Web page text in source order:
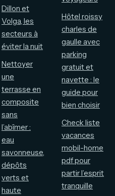
Dillon et
Volga, les
secteurs à
éviter la nuit
Nettoyer
une
terrasse en
composite
sans
l’abîmer :
eau
savonneuse,
dépôts
verts et
haute
Hôtel roissy
charles de
gaulle avec
parking
gratuit et
navette : le
guide pour
bien choisir
Check liste
vacances
mobil-home
pdf pour
partir l’esprit
tranquille